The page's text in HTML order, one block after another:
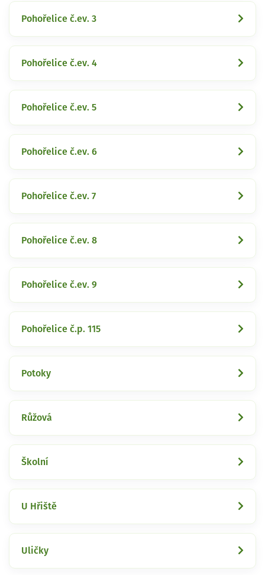
Pohořelice č.ev. 3
Pohořelice č.ev. 4
Pohořelice č.ev. 5
Pohořelice č.ev. 6
Pohořelice č.ev. 7
Pohořelice č.ev. 8
Pohořelice č.ev. 9
Pohořelice č.p. 115
Potoky
Růžová
Školní
U Hřiště
Uličky